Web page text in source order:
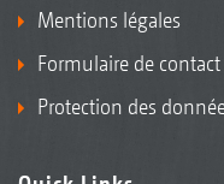
Mentions légales
Formulaire de contact
Protection des